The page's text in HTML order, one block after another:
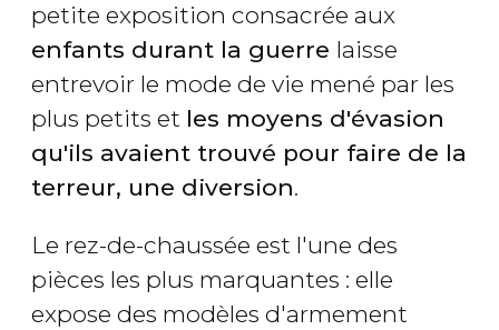
petite exposition consacrée aux
enfants durant la guerre laisse
entrevoir le mode de vie mené par les
plus petits et les moyens d'évasion
qu'ils avaient trouvé pour faire de la
terreur, une diversion.
Le rez-de-chaussée est l'une des
pièces les plus marquantes : elle
expose des modèles d'armement